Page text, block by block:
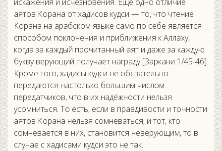
аятов Корана от хадисов кудси — то, что чтение
Корана на арабском языке само по себе является
способом поклонения и приближения к Аллаху,
когда за каждый прочитанный аят и даже за каждую
букву верующий получает награду [Заркани 1/45-46].
Кроме того, хадисы кудси не обязательно
передаются настолько большим числом
передатчиков, что в их надёжности нельзя
усомниться. То есть, если в правдивости и точности
аятов Корана нельзя сомневаться, и тот, кто
сомневается в них, становится неверующим, то в
случае с хадисами кудси это не так.